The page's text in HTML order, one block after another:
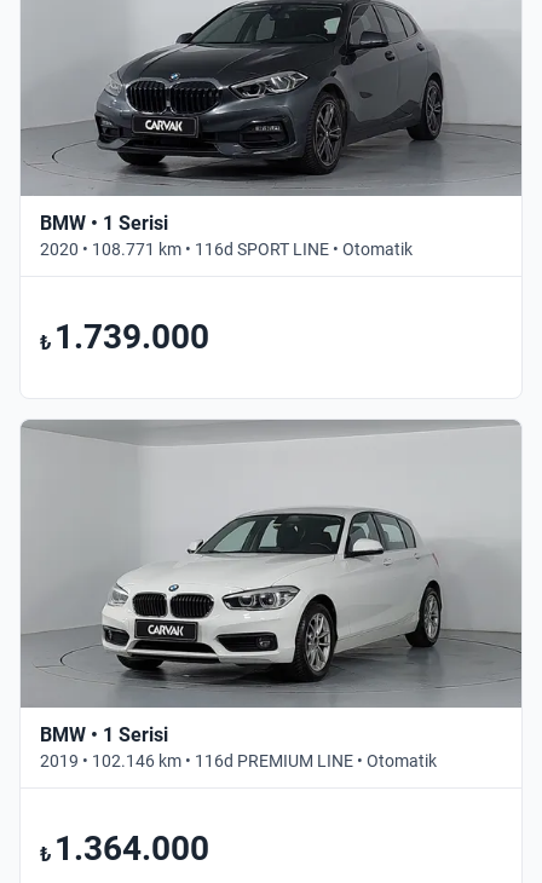
BMW • 1 Serisi
2020 • 108.771 km • 116d SPORT LINE • Otomatik
₺ 1.739.000
BMW • 1 Serisi
2019 • 102.146 km • 116d PREMIUM LINE • Otomatik
₺ 1.364.000